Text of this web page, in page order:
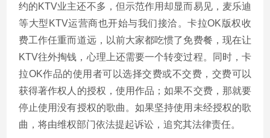
约的KTV业主还不多，但示范作用却显而易见，麦乐迪
等大型KTV运营商也开始与我们接洽。卡拉OK版权收
费工作任重而道远，以前大家都吃惯了免费餐，现在让
KTV往外掏钱，心理上还需要一个转变过程。同时，卡
拉OK作品的使用者可以选择交费或不交费，交费可以
获得著作权人的授权，使用作品；如果不交费，那就要
停止使用没有授权的歌曲。如果坚持使用未经授权的歌
曲，将由维权部门依法提起诉讼，追究其法律责任。